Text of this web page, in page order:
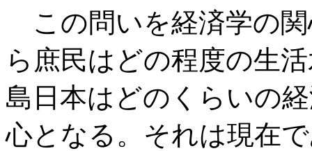
この問いを経済学の
ら庶民はどの程度の生
島日本はどのくらいの
心となる。それは現在